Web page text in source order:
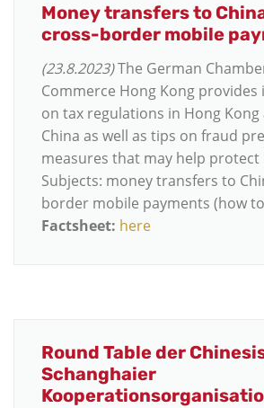
Money transfers to
cross-border mobile
(23.8.2023)The German
Commerce Hong Kong
on tax regulations in Hong
China as well as tips on fraud
measures that may help protect
Subjects: money transfers to
border mobile payments (how
Factsheet: here
Round Table der
Schanghaier